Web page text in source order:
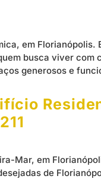
em
busca viver
generosos e
Mar, em
de